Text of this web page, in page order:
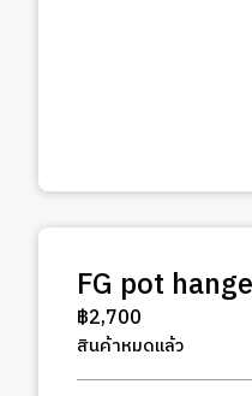
FG pot
฿2,700
สินค้าหมดแล้ว